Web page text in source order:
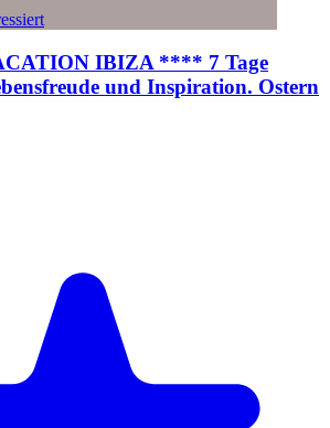
IBIZA **** 7 Tage
und Inspiration. Ostern